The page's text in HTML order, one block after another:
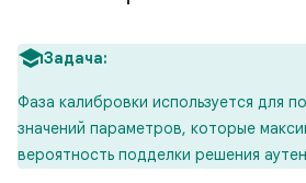
Задача:
Фаза калибровки используется для
значений параметров, которые
вероятность подделки решения